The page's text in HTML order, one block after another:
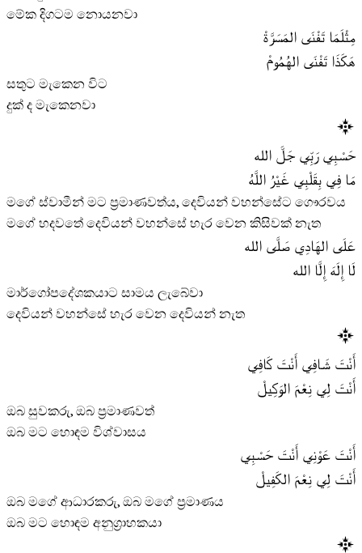
මේක දිගටම නොයනවා
مِثْلَمَا تَفْنَى المَسَرَّةْ
هَكَذَا تَفْنَى الهُمُومْ
සතුට මැකෙන විට
දුක් ද මැකෙනවා
حَسْبِي رَبِّي جَلَّ الله
مَا فِي بِقَلْبِي غَيْرُ اللَّهُ
මගේ ස්වාමීන් මට ප්‍රමාණවත්ය, දෙවියන් වහන්සේට ගෞරවය
මගේ හදවතේ දෙවියන් වහන්සේ හැර වෙන කිසිවක් නැත
عَلَى الهَادِي صَلَّى الله
لَا إِلَهَ إِلَّا الله
මාර්ගෝපදේශකයාට සාමය ලැබේවා
දෙවියන් වහන්සේ හැර වෙන දෙවියන් නැත
أَنْتَ شَافِي أَنْتَ كَافِي
أَنْتَ لِي نِعْمَ الوَكِيلْ
ඔබ සුවකරු, ඔබ ප්‍රමාණවත්
ඔබ මට හොඳම විශ්වාසය
أَنْتَ عَوْنِي أَنْتَ حَسْبِي
أَنْتَ لِي نِعْمَ الكَفِيلْ
ඔබ මගේ ආධාරකරු, ඔබ මගේ ප්‍රමාණය
ඔබ මට හොඳම අනුග්‍රාහකයා